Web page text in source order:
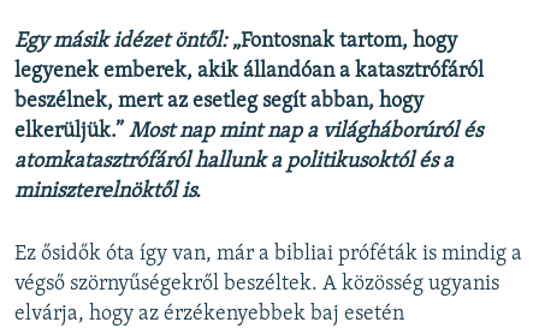
Egy másik idézet öntől:„Fontosnak tartom, hogy
legyenek emberek, akik állandóan a katasztrófáról
beszélnek, mert az esetleg segít abban, hogy
elkerüljük.” Most nap mint nap a világháborúról és
atomkatasztrófáról hallunk a politikusoktól és a
miniszterelnöktől is.
Ez ősidők óta így van, már a bibliai próféták is mindig a
végső szörnyűségekről beszéltek. A közösség ugyanis
elvárja, hogy az érzékenyebbek baj esetén